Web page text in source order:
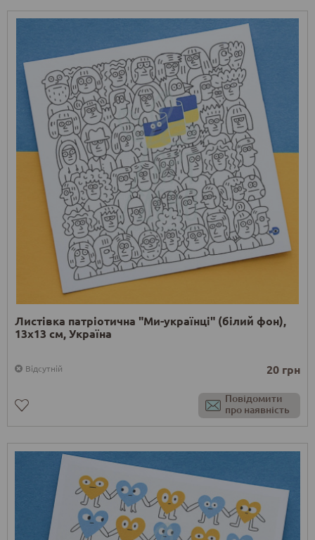
Листівка патріотична "Ми-українці" (білий фон),
13х13 см, Україна
Відсутній 20 грн
Повідомити
про наявність